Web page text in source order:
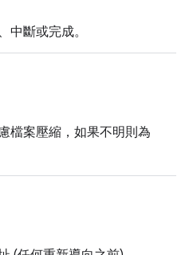
中斷或完成。
檔案壓縮，如果不明則為